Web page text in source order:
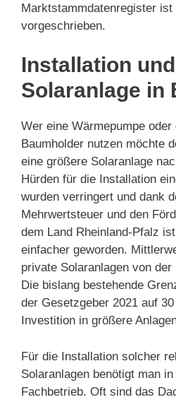
Marktstammdatenregister ist
vorgeschrieben.
Installation
Solaranlage in
Wer eine Wärmepumpe
Baumholder nutzen möchte
eine größere Solaranlage
Hürden für die Installation
wurden verringert und dank
Mehrwertsteuer und den
dem Land Rheinland-Pfalz
einfacher geworden.
private Solaranlagen von
Die bislang bestehende
der Gesetzgeber 2021 auf
Investition in größere
Für die Installation solcher
Solaranlagen benötigt man
Fachbetrieb. Oft sind das